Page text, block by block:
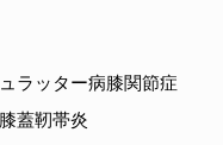
ラッター病膝関節症
蓋靭帯炎